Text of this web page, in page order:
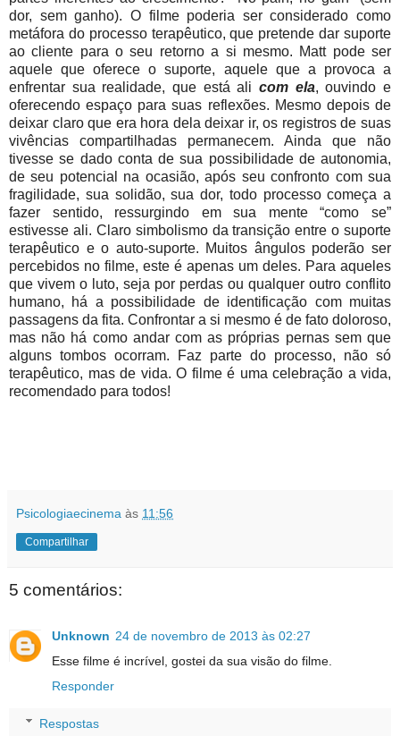
dor, sem ganho). O filme poderia ser considerado como
metáfora do processo terapêutico, que pretende dar suporte
ao cliente para o seu retorno a si mesmo. Matt pode ser
aquele que oferece o suporte, aquele que a provoca a
enfrentar sua realidade, que está ali com ela, ouvindo e
oferecendo espaço para suas reflexões. Mesmo depois de
deixar claro que era hora dela deixar ir, os registros de suas
vivências compartilhadas permanecem. Ainda que não
tivesse se dado conta de sua possibilidade de autonomia,
de seu potencial na ocasião, após seu confronto com sua
fragilidade, sua solidão, sua dor, todo processo começa a
fazer sentido, ressurgindo em sua mente “como se”
estivesse ali. Claro simbolismo da transição entre o suporte
terapêutico e o auto-suporte. Muitos ângulos poderão ser
percebidos no filme, este é apenas um deles. Para aqueles
que vivem o luto, seja por perdas ou qualquer outro conflito
humano, há a possibilidade de identificação com muitas
passagens da fita. Confrontar a si mesmo é de fato doloroso,
mas não há como andar com as próprias pernas sem que
alguns tombos ocorram. Faz parte do processo, não só
terapêutico, mas de vida. O filme é uma celebração a vida,
recomendado para todos!
Psicologiaecinema às 11:56
Compartilhar
5 comentários:
Unknown 24 de novembro de 2013 às 02:27
Esse filme é incrível, gostei da sua visão do filme.
Responder
Respostas